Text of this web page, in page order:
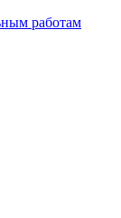
работам